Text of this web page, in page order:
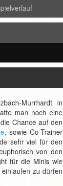
Murrhardt in
man noch eine
Chance auf den
, sowie Co-Trainer
sehr viel für den
von den
für die Minis wie
zu dürfen